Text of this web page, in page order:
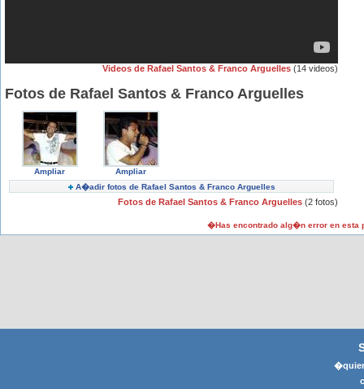
Videos de Rafael Santos & Franco Arguelles (14 videos)
Fotos de Rafael Santos & Franco Arguelles
Ampliar
Ampliar
A�adir fotos de Rafael Santos & Franco Arguelles
Fotos de Rafael Santos & Franco Arguelles (2 fotos)
�Has encontrado alg�n error en esta